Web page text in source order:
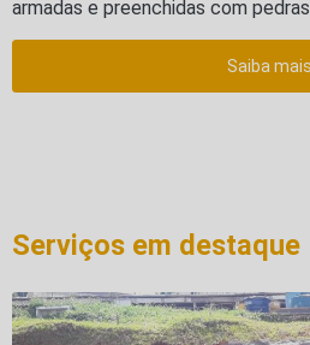
armadas e preenchidas com
Saiba mais
Serviços em destaque